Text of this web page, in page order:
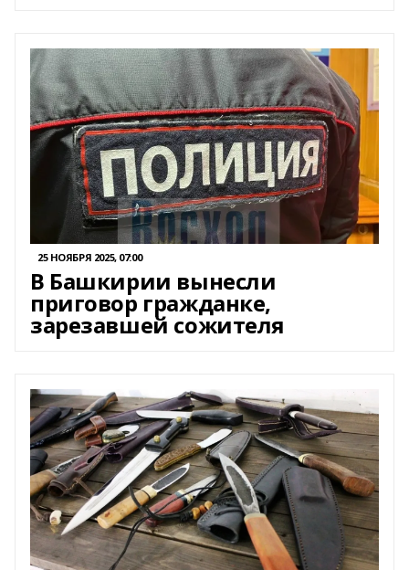
25 НОЯБРЯ 2025, 07:00
В Башкирии вынесли
приговор гражданке,
зарезавшей сожителя